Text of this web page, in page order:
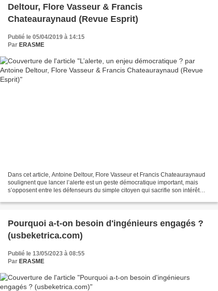
Deltour, Flore Vasseur & Francis
Chateauraynaud (Revue Esprit)
Publié le 05/04/2019 à 14:15
Par ERASME
Dans cet article, Antoine Deltour, Flore Vasseur et Francis Chateauraynaud
soulignent que lancer l’alerte est un geste démocratique important, mais
s’opposent entre les défenseurs du simple citoyen qui sacrifie son intérêt
Pourquoi a-t-on besoin d'ingénieurs engagés ?
(usbeketrica.com)
Publié le 13/05/2023 à 08:55
Par ERASME